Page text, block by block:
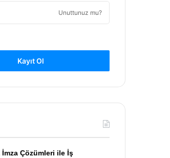
Unuttunuz mu?
Kayıt Ol
İmza Çözümleri ile İş